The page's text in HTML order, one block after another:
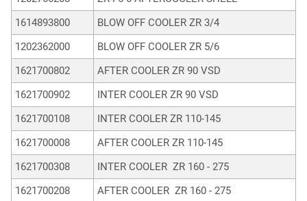
1614893800
BLOW OFF COOLER ZR 3/4
1202362000
BLOW OFF COOLER ZR 5/6
1621700802
AFTER COOLER ZR 90 VSD
1621700902
INTER COOLER ZR 90 VSD
1621700108
INTER COOLER ZR 110-145
1621700008
AFTER COOLER ZR 110-145
1621700308
INTER COOLER ZR 160 - 275
1621700208
AFTER COOLER ZR 160 - 275